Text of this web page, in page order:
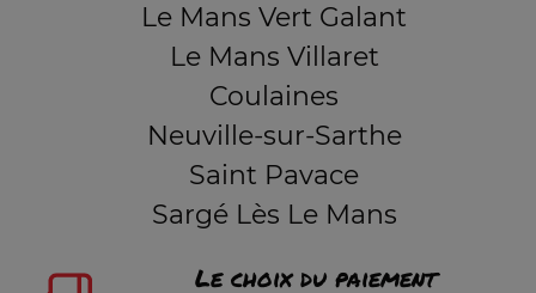
Le Mans Vert Galant
Le Mans Villaret
Coulaines
Neuville-sur-Sarthe
Saint Pavace
Sargé Lès Le Mans
Le choix du paiement